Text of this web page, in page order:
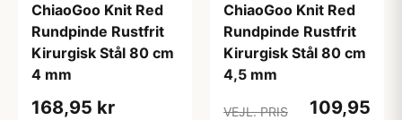
ChiaoGoo Knit Red
Rundpinde Rustfrit
Kirurgisk Stål 80 cm
4 mm
168,95 kr
ChiaoGoo Knit Red
Rundpinde Rustfrit
Kirurgisk Stål 80 cm
4,5 mm
VEJL. PRIS
109,95